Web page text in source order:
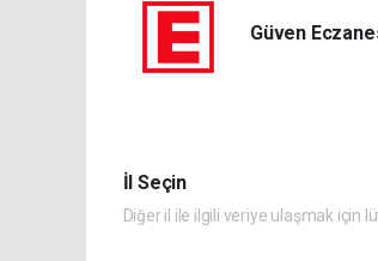
Güven
İl Seçin
Diğer il ile ilgili veriye ulaşmak için